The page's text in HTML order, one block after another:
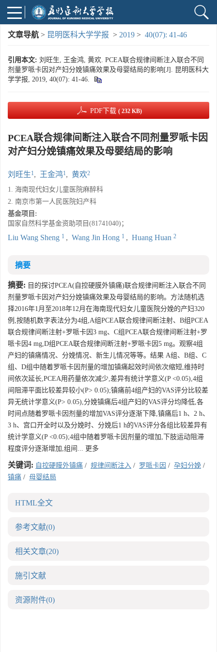
文章导航 > 昆明医科大学学报 > 2019 > 40(07): 41-46
引用本文: 刘旺生, 王金鸿, 黄欢. PCEA联合规律间断注入联合不同
剂量罗哌卡因对产妇分娩镇痛效果及母婴结局的影响[J]. 昆明医科大
学学报, 2019, 40(07): 41-46.
PDF下载 ( 232 KB)
PCEA联合规律间断注入联合不同剂量罗哌卡因
对产妇分娩镇痛效果及母婴结局的影响
刘旺生1, 王金鸿1, 黄欢2
1. 海南现代妇女儿童医院麻醉科
2. 南京市第一人民医院妇产科
基金项目:
国家自然科学基金资助项目(81741040)；
Liu Wang Sheng 1 , Wang Jin Hong 1 , Huang Huan 2
摘要
摘要: 目的探讨PCEA(自控硬膜外镇痛)联合规律间断注入联合不同
剂量罗哌卡因对产妇分娩镇痛效果及母婴结局的影响。方法随机选
择2016年1月至2018年12月在海南现代妇女儿童医院分娩的产妇320
例,按随机数字表法分为4组,A组PCEA联合规律间断注射、B组PCEA
联合规律间断注射+罗哌卡因3 mg、C组PCEA联合规律间断注射+罗
哌卡因4 mg,D组PCEA联合规律间断注射+罗哌卡因5 mg。观察4组
产妇的镇痛情况、分娩情况、新生儿情况等等。结果 A组、B组、C
组、D组中随着罗哌卡因剂量的增加镇痛起效时间依次缩短,维持时
间依次延长,PCEA用药量依次减少,差异有统计学意义(P <0.05),4组
间阻滞平面比较差异较小(P> 0.05);镇痛前4组产妇的VAS评分比较差
异无统计学意义(P> 0.05),分娩镇痛后4组产妇的VAS评分均降低,各
时间点随着罗哌卡因剂量的增加VAS评分逐渐下降,镇痛后1 h、2 h、
3 h、宫口开全时以及分娩时、分娩后1 h的VAS评分各组比较差异有
统计学意义(P <0.05);4组中随着罗哌卡因剂量的增加,下肢运动阻滞
程度评分逐渐增加,组间... 更多
关键词: 自控硬膜外镇痛 / 规律间断注入 / 罗哌卡因 / 孕妇分娩 /
镇痛 / 母婴结局
HTML全文
参考文献(0)
相关文章(20)
施引文献
资源附件(0)